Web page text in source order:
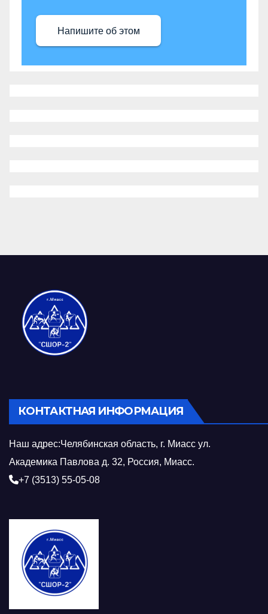
Напишите об этом
КОНТАКТНАЯ ИНФОРМАЦИЯ
Наш адрес:Челябинская область, г. Миасс ул.
Академика Павлова д. 32, Россия, Миасс.
+7 (3513) 55-05-08